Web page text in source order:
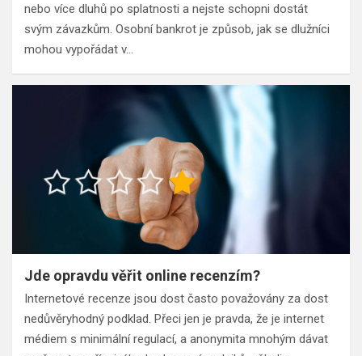
nebo více dluhů po splatnosti a nejste schopni dostát
svým závazkům. Osobní bankrot je způsob, jak se dlužníci
mohou vypořádat v…
Jde opravdu věřit online recenzím?
Internetové recenze jsou dost často považovány za dost
nedůvěryhodný podklad. Přeci jen je pravda, že je internet
médiem s minimální regulací, a anonymita mnohým dávat